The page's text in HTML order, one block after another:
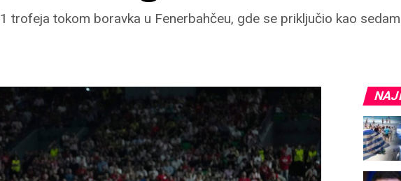
trofeja tokom boravka u Fenerbahčeu, gde se priključio kao